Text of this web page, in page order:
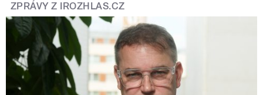
ZPRÁVY Z IROZHLAS.CZ